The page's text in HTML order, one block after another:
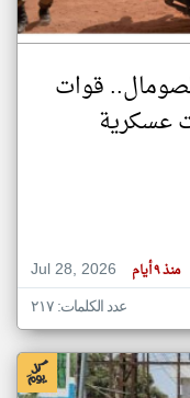
قوات
عسكرية
Jul 28, 2026
منذ ٩ أيام
عدد الكلمات: ٢١٧